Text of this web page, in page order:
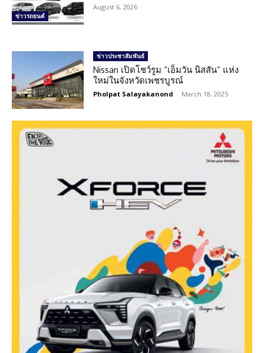
ข่าวรถยนต์
August 6, 2026
ข่าวประชาสัมพันธ์
Nissan เปิดโชว์รูม “เอ็มวัน นิสสัน” แห่ง
ใหม่ในจังหวัดเพชรบูรณ์
Pholpat Salayakanond - March 18, 2025